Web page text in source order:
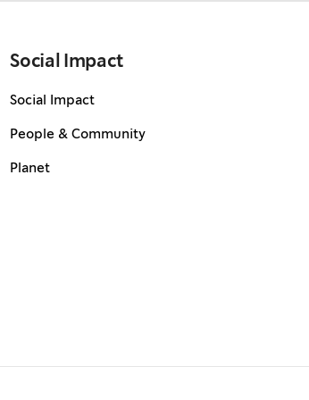
Social Impact
Social Impact
People & Community
Planet